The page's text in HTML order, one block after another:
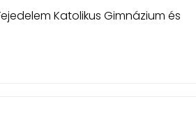
Katolikus Gimnázium és